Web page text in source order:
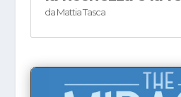
daMattia Tasca